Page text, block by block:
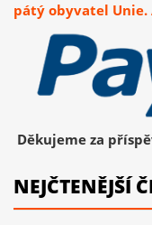
pátý obyvatel Unie.
Děkujeme za
NEJČTENĚJŠÍ